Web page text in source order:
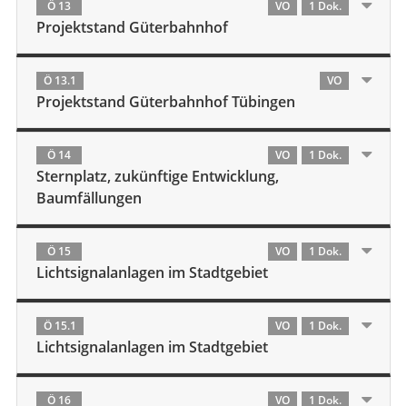
Ö 13 VO 1 Dok.
Projektstand Güterbahnhof
Ö 13.1 VO
Projektstand Güterbahnhof Tübingen
Ö 14 VO 1 Dok.
Sternplatz, zukünftige Entwicklung,
Baumfällungen
Ö 15 VO 1 Dok.
Lichtsignalanlagen im Stadtgebiet
Ö 15.1 VO 1 Dok.
Lichtsignalanlagen im Stadtgebiet
Ö 16 VO 1 Dok.